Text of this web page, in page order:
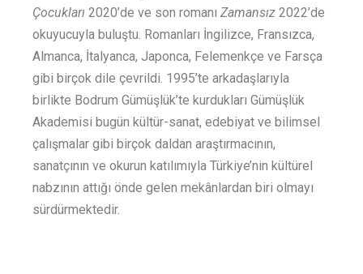
Çocukları 2020’de ve son romanı Zamansız 2022’de
okuyucuyla buluştu. Romanları İngilizce, Fransızca,
Almanca, İtalyanca, Japonca, Felemenkçe ve Farsça
gibi birçok dile çevrildi. 1995’te arkadaşlarıyla
birlikte Bodrum Gümüşlük’te kurdukları Gümüşlük
Akademisi bugün kültür-sanat, edebiyat ve bilimsel
çalışmalar gibi birçok daldan araştırmacının,
sanatçının ve okurun katılımıyla Türkiye’nin kültürel
nabzının attığı önde gelen mekânlardan biri olmayı
sürdürmektedir.